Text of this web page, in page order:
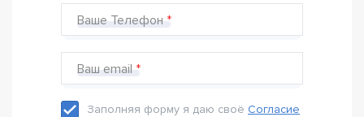
Ваше Телефон
Ваш email
Заполняя форму я даю своё Согласие